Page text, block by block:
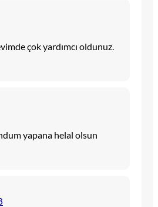
çok yardımcı oldunuz.
yapana helal olsun